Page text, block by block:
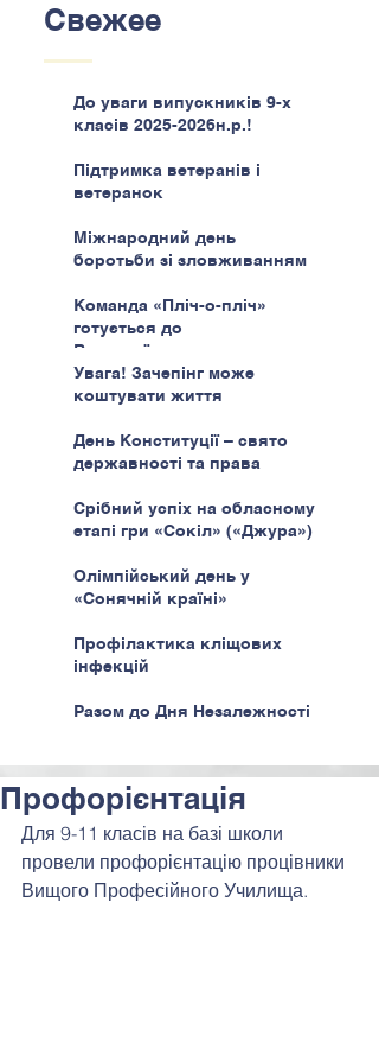
Свежее
До уваги випускників 9-х
класів 2025-2026н.р.!
Підтримка ветеранів і
ветеранок
Міжнародний день
боротьби зі зловживанням
Команда «Пліч-о-пліч»
готується до
Всеукраїнського етапу
Увага! Зачепінг може
коштувати життя
День Конституції – свято
державності та права
Срібний успіх на обласному
етапі гри «Сокіл» («Джура»)
Олімпійський день у
«Сонячній країні»
Профілактика кліщових
інфекцій
Разом до Дня Незалежності
Профорієнтація
Для 9-11 класів на базі школи
провели профорієнтацію процівники
Вищого Професійного Училища.